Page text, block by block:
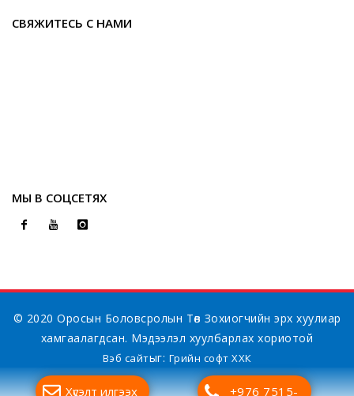
СВЯЖИТЕСЬ С НАМИ
МЫ В СОЦСЕТЯХ
© 2020 Оросын Боловсролын Төв Зохиогчийн эрх хуулиар
хамгаалагдсан. Мэдээлэл хуулбарлах хориотой
Вэб сайтыг: Грийн софт ХХК
Дуудлагын төв
Хүсэлт илгээх +976 7515-